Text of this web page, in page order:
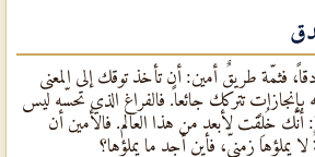
فثمّة طريقٌ أمين: أن تأخذ توقك إلى المعنى
بإنجازاتٍ تتركك جائعاً. فالفراغ الذي تحسّه ليس
أنّك خُلِقت لأبعد من هذا العالم. فالأمين أن
يملؤها زمنيّ، فأين أجد ما يملؤها؟